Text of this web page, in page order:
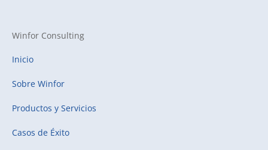
Winfor Consulting
Inicio
Sobre Winfor
Productos y Servicios
Casos de Éxito